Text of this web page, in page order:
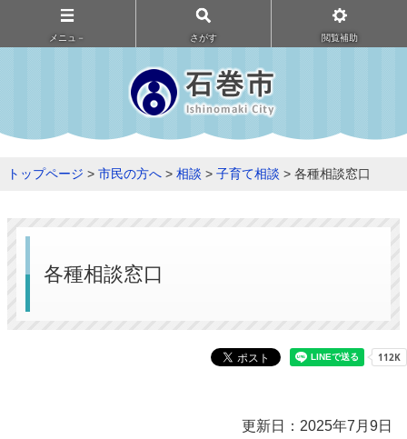
メニュ－ さがす 閲覧補助
トップページ > 市民の方へ > 相談 > 子育て相談 > 各種相談窓口
各種相談窓口
更新日：2025年7月9日